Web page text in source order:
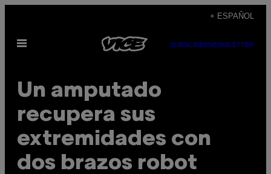
contenido
+ ESPAÑOL
Abrir
SUBSCRIBENEWSLETTER
Un amputado
recupera sus
extremidades con
dos brazos robot